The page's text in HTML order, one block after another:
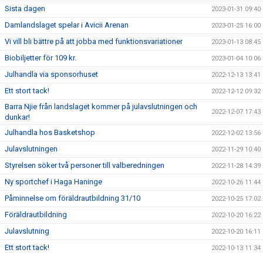
Sista dagen 2023-01-31 09:40
Damlandslaget spelar i Avicii Arenan 2023-01-25 16:00
Vi vill bli bättre på att jobba med funktionsvariationer 2023-01-13 08:45
Biobiljetter för 109 kr. 2023-01-04 10:06
Julhandla via sponsorhuset 2022-12-13 13:41
Ett stort tack! 2022-12-12 09:32
Barra Njie från landslaget kommer på julavslutningen och
dunkar!
2022-12-07 17:43
Julhandla hos Basketshop 2022-12-02 13:56
Julavslutningen 2022-11-29 10:40
Styrelsen söker två personer till valberedningen 2022-11-28 14:39
Ny sportchef i Haga Haninge 2022-10-26 11:44
Påminnelse om föräldrautbildning 31/10 2022-10-25 17:02
Föräldrautbildning 2022-10-20 16:22
Julavslutning 2022-10-20 16:11
Ett stort tack! 2022-10-13 11:34